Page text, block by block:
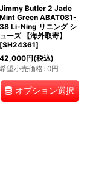
Jimmy Butler 2 Jade
Mint Green ABAT081-
38 Li-Ning リニング シ
ューズ 【海外取寄】
[SH24361]
42,000円(税込)
希望小売価格: 0円
オプション選択